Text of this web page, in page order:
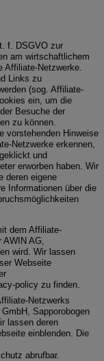
f. DSGVO zur
am wirtschaftlichem
Affiliate-Netzwerke.
Links zu
(sog. Affiliate-
ein, um die
Besuche der
zu können.
vorstehenden Hinweise
Netzwerke erkennen,
und
erworben haben. Wir
deren eigene
Informationen über die
dem Affiliate-
AG,
wird. Wir lassen
Webseite
policy zu finden.
Netzwerks
Sapporobogen
lassen deren
einblenden. Die
abrufbar.